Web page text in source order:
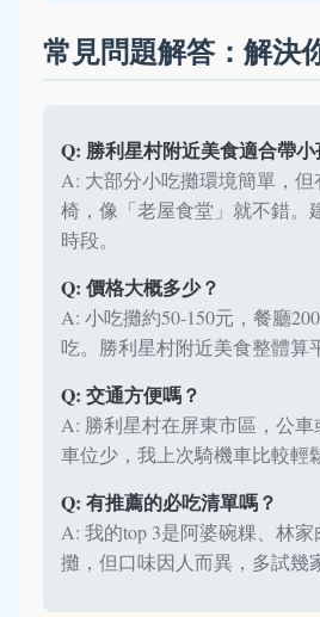
常見問題解答：解決
Q: 勝利星村附近美食適合帶小
A: 大部分小吃攤環境簡單，
椅，像「老屋食堂」就不錯。
時段。
Q: 價格大概多少？
A: 小吃攤約50-150元，餐廳
吃。勝利星村附近美食整體算
Q: 交通方便嗎？
A: 勝利星村在屏東市區，公
車位少，我上次騎機車比較輕
Q: 有推薦的必吃清單嗎？
A: 我的top 3是阿婆碗粿、林
攤，但口味因人而異，多試幾